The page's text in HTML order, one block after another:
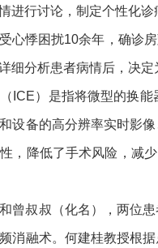
进行讨论，制定个性化诊
心悸困扰10余年，确诊
细分析患者病情后，决
ICE）是指将微型的换
设备的高分辨率实时影
，降低了手术风险，减
曾叔叔（化名），两位
消融术。 何建桂教授根